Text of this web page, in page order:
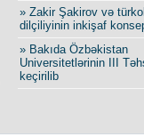
» Zakir Şakirov və
dilçiliyinin inkişaf
» Bakıda Özbəkistan
Universitetlərinin III
keçirilib